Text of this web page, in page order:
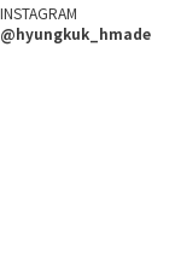
INSTAGRAM
@hyungkuk_hmade